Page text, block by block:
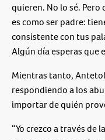
quieren. No lo sé.
es como ser padre:
consistente con tus
Algún día esperas que
Mientras tanto,
respondiendo a los
importar de quién
“Yo crezco a través de